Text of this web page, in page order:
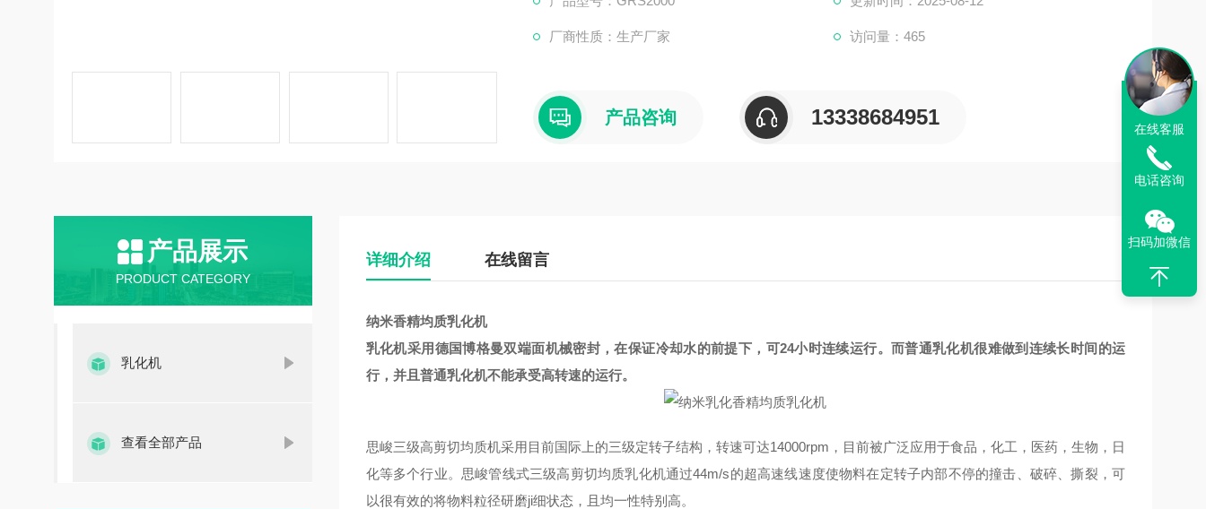
厂商性质：生产厂家 访问量：465
产品咨询 13338684951
产品展示
PRODUCT CATEGORY
乳化机
查看全部产品
详细介绍 在线留言
纳米香精均质乳化机
乳化机采用德国博格曼双端面机械密封，在保证冷却水的前提下，可24小时连续运行。而普通乳化机很难做到连续长时间的运
行，并且普通乳化机不能承受高转速的运行。
思峻三级高剪切均质机采用目前国际上的三级定转子结构，转速可达14000rpm，目前被广泛应用于食品，化工，医药，生物，日
化等多个行业。思峻管线式三级高剪切均质乳化机通过44m/s的超高速线速度使物料在定转子内部不停的撞击、破碎、撕裂，可
以很有效的将物料粒径研磨ji细状态，且均一性特别高。
在线客服
电话咨询
扫码加微信